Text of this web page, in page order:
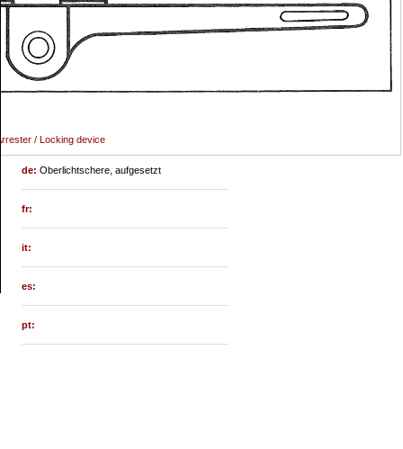
/ Locking device
de:Oberlichtschere, aufgesetzt
fr:
it:
es:
pt: